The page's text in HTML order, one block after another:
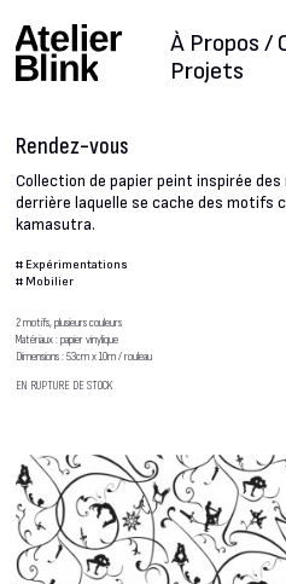
Projets
À Propos /
Rendez-vous
Collection de papier peint inspirée
derrière laquelle se cache des motifs
kamasutra.
# Expérimentations
# Mobilier
2 motifs, plusieurs couleurs
Matériaux : papier vinylique
Dimensions : 53cm x 10m / rouleau
EN RUPTURE DE STOCK